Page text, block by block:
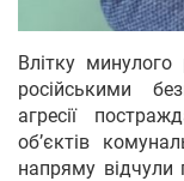
Влітку
російськими
агресії
об’єктів
напряму